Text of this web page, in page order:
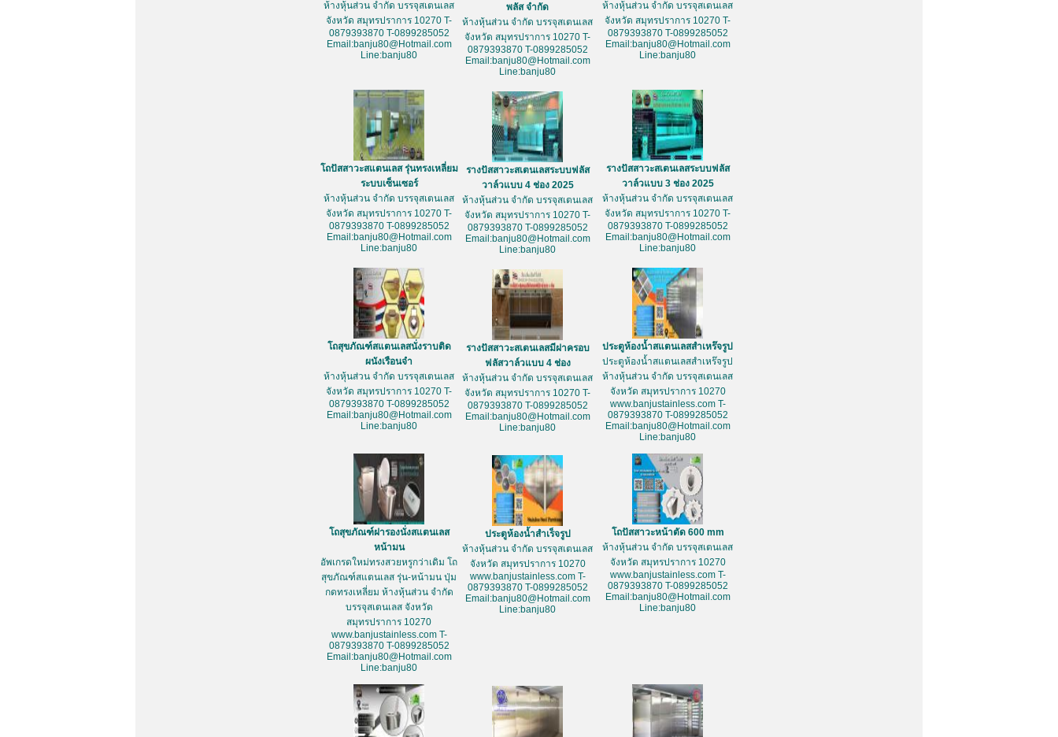
ห้างหุ้นส่วน จำกัด บรรจุสเตนเลส
จังหวัด สมุทรปราการ 10270 T-
0879393870 T-0899285052
Email:banju80@Hotmail.com
Line:banju80
พลัส จำกัด
ห้างหุ้นส่วน จำกัด บรรจุสเตนเลส
จังหวัด สมุทรปราการ 10270 T-
0879393870 T-0899285052
Email:banju80@Hotmail.com
Line:banju80
ห้างหุ้นส่วน จำกัด บรรจุสเตนเลส
จังหวัด สมุทรปราการ 10270 T-
0879393870 T-0899285052
Email:banju80@Hotmail.com
Line:banju80
โถปัสสาวะสแตนเลส รุ่นทรงเหลี่ยม
ระบบเซ็นเซอร์
ห้างหุ้นส่วน จำกัด บรรจุสเตนเลส
จังหวัด สมุทรปราการ 10270 T-
0879393870 T-0899285052
Email:banju80@Hotmail.com
Line:banju80
รางปัสสาวะสเตนเลสระบบฟลัส
วาล์วแบบ 4 ช่อง 2025
ห้างหุ้นส่วน จำกัด บรรจุสเตนเลส
จังหวัด สมุทรปราการ 10270 T-
0879393870 T-0899285052
Email:banju80@Hotmail.com
Line:banju80
รางปัสสาวะสเตนเลสระบบฟลัส
วาล์วแบบ 3 ช่อง 2025
ห้างหุ้นส่วน จำกัด บรรจุสเตนเลส
จังหวัด สมุทรปราการ 10270 T-
0879393870 T-0899285052
Email:banju80@Hotmail.com
Line:banju80
โถสุขภัณฑ์สแตนเลสนั่งราบติด
ผนังเรือนจำ
ห้างหุ้นส่วน จำกัด บรรจุสเตนเลส
จังหวัด สมุทรปราการ 10270 T-
0879393870 T-0899285052
Email:banju80@Hotmail.com
Line:banju80
รางปัสสาวะสเตนเลสมีฝาครอบ
ฟลัสวาล์วแบบ 4 ช่อง
ห้างหุ้นส่วน จำกัด บรรจุสเตนเลส
จังหวัด สมุทรปราการ 10270 T-
0879393870 T-0899285052
Email:banju80@Hotmail.com
Line:banju80
ประตูห้องน้ำสแตนเลสสำเหร๊จรูป
ประตูห้องน้ำสแตนเลสสำเหร๊จรูป
ห้างหุ้นส่วน จำกัด บรรจุสเตนเลส
จังหวัด สมุทรปราการ 10270
www.banjustainless.com T-
0879393870 T-0899285052
Email:banju80@Hotmail.com
Line:banju80
โถสุขภัณฑ์ฝารองนั่งสแตนเลส
หน้ามน
อัพเกรดใหม่ทรงสวยหรูกว่าเดิม โถ
สุขภัณฑ์สแตนเลส รุ่น-หน้ามน ปุ่ม
กดทรงเหลี่ยม ห้างหุ้นส่วน จำกัด
บรรจุสเตนเลส จังหวัด
สมุทรปราการ 10270
www.banjustainless.com T-
0879393870 T-0899285052
Email:banju80@Hotmail.com
Line:banju80
ประตูห้องน้ำสำเร็จรูป
ห้างหุ้นส่วน จำกัด บรรจุสเตนเลส
จังหวัด สมุทรปราการ 10270
www.banjustainless.com T-
0879393870 T-0899285052
Email:banju80@Hotmail.com
Line:banju80
โถปัสสาวะหน้าตัด 600 mm
ห้างหุ้นส่วน จำกัด บรรจุสเตนเลส
จังหวัด สมุทรปราการ 10270
www.banjustainless.com T-
0879393870 T-0899285052
Email:banju80@Hotmail.com
Line:banju80